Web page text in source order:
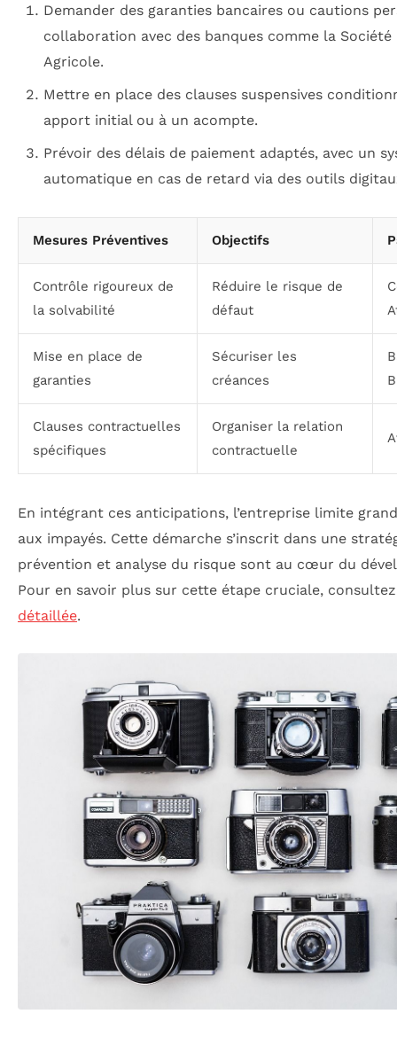
Demander des garanties bancaires ou cautions
collaboration avec des banques comme la
Agricole.
Mettre en place des clauses suspensives
apport initial ou à un acompte.
Prévoir des délais de paiement adaptés, avec un
automatique en cas de retard via des outils
Mesures Préventives Objectifs
Contrôle rigoureux de
la solvabilité
Réduire le risque de
défaut
Mise en place de
garanties
Sécuriser les
créances
Clauses contractuelles
spécifiques
Organiser la relation
contractuelle
En intégrant ces anticipations, l’entreprise limite
aux impayés. Cette démarche s’inscrit dans une
prévention et analyse du risque sont au cœur du
Pour en savoir plus sur cette étape cruciale,
détaillée.